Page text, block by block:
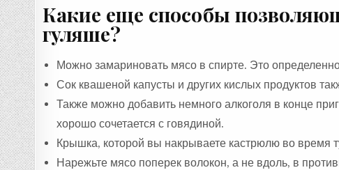
Какие еще способы
гуляше?
Можно замариновать мясо в спирте. Это
Сок квашеной капусты и других кислых продуктов
Также можно добавить немного алкоголя в конце
хорошо сочетается с говядиной.
Крышка, которой вы накрываете кастрюлю во время
Нарежьте мясо поперек волокон, а не вдоль, в